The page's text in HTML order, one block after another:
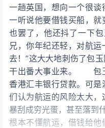
一趟英国，想向一个很
一听说他要借钱买船，
也罢了，他还抖了一下
兄，你年纪还轻，对航
去！”这大大地刺伤了包
干出番大事业来。 包
香港汇丰银行贷款。可
们认为航运的风险太大
暴刮成穷光蛋，甚至落到
根本不懂航运，借钱给